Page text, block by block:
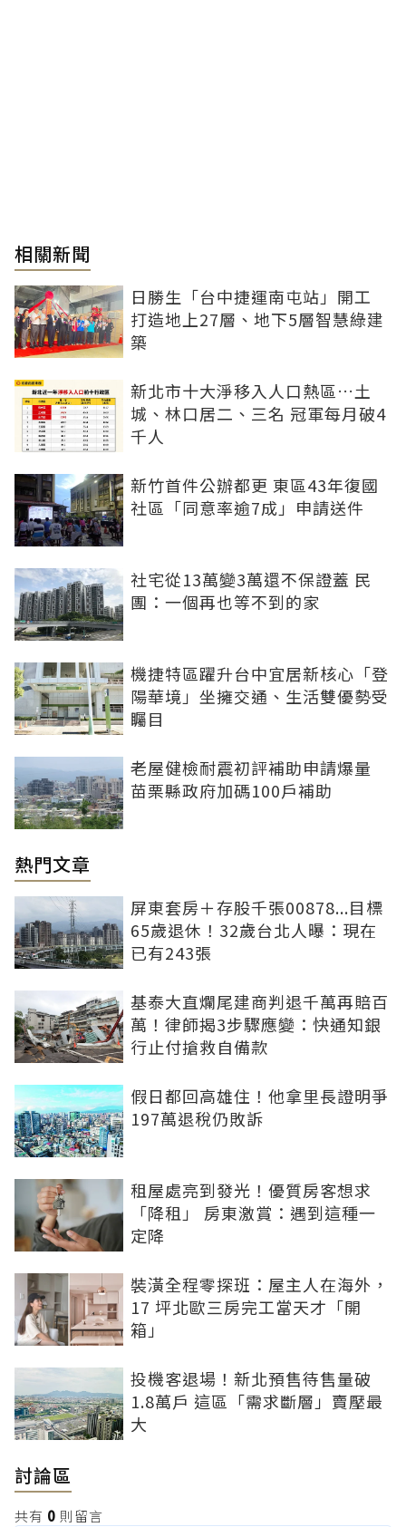
相關新聞
日勝生「台中捷運南屯站」開工
打造地上27層、地下5層智慧綠建
築
新北市十大淨移入人口熱區…土
城、林口居二、三名 冠軍每月破4
千人
新竹首件公辦都更 東區43年復國
社區「同意率逾7成」申請送件
社宅從13萬變3萬還不保證蓋 民
團：一個再也等不到的家
機捷特區躍升台中宜居新核心「登
陽華境」坐擁交通、生活雙優勢受
矚目
老屋健檢耐震初評補助申請爆量
苗栗縣政府加碼100戶補助
熱門文章
屏東套房＋存股千張00878...目標
65歲退休！32歲台北人曝：現在
已有243張
基泰大直爛尾建商判退千萬再賠百
萬！律師揭3步驟應變：快通知銀
行止付搶救自備款
假日都回高雄住！他拿里長證明爭
197萬退稅仍敗訴
租屋處亮到發光！優質房客想求
「降租」 房東激賞：遇到這種一
定降
裝潢全程零探班：屋主人在海外，
17 坪北歐三房完工當天才「開
箱」
投機客退場！新北預售待售量破
1.8萬戶 這區「需求斷層」賣壓最
大
討論區
共有 0 則留言